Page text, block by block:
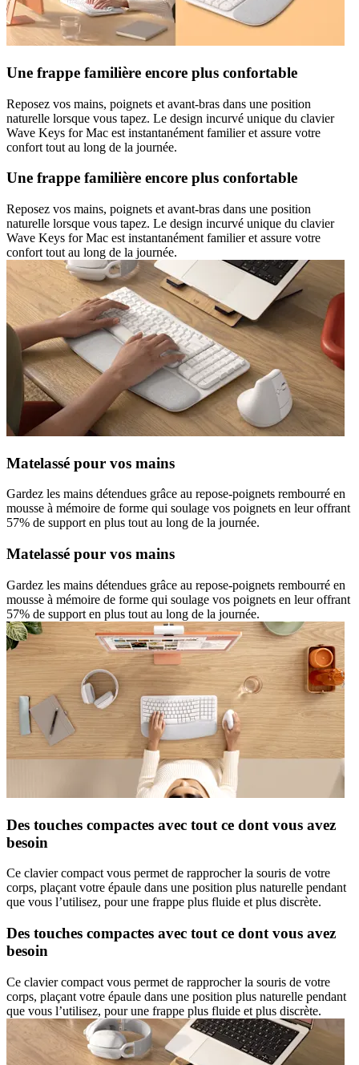
Une frappe familière encore plus confortable
Reposez vos mains, poignets et avant-bras dans une position
naturelle lorsque vous tapez. Le design incurvé unique du clavier
Wave Keys for Mac est instantanément familier et assure votre
confort tout au long de la journée.
Une frappe familière encore plus confortable
Reposez vos mains, poignets et avant-bras dans une position
naturelle lorsque vous tapez. Le design incurvé unique du clavier
Wave Keys for Mac est instantanément familier et assure votre
confort tout au long de la journée.
Matelassé pour vos mains
Gardez les mains détendues grâce au repose-poignets rembourré en
mousse à mémoire de forme qui soulage vos poignets en leur offrant
57% de support en plus tout au long de la journée.
Matelassé pour vos mains
Gardez les mains détendues grâce au repose-poignets rembourré en
mousse à mémoire de forme qui soulage vos poignets en leur offrant
57% de support en plus tout au long de la journée.
Des touches compactes avec tout ce dont vous avez
besoin
Ce clavier compact vous permet de rapprocher la souris de votre
corps, plaçant votre épaule dans une position plus naturelle pendant
que vous l’utilisez, pour une frappe plus fluide et plus discrète.
Des touches compactes avec tout ce dont vous avez
besoin
Ce clavier compact vous permet de rapprocher la souris de votre
corps, plaçant votre épaule dans une position plus naturelle pendant
que vous l’utilisez, pour une frappe plus fluide et plus discrète.